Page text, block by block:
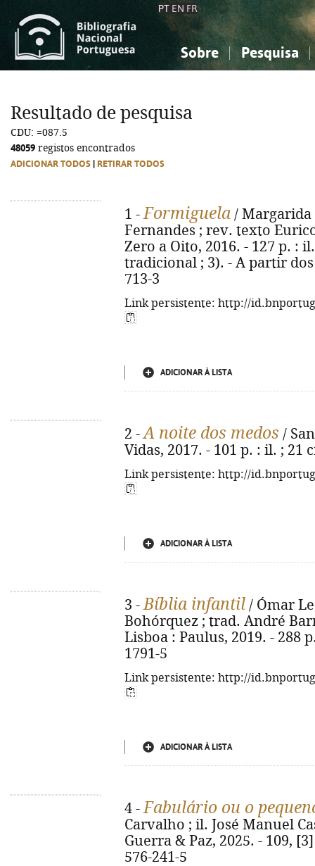
PT EN FR
Sobre Pesquisa
Ciências sociais...
Ciências sociais...
Resultado de pesquisa
CDU: =087.5
48059 registos encontrados
ADICIONAR TODOS RETIRAR TODOS
1 -Formiguela / Margarida
Fernandes ; rev. texto
Zero a Oito, 2016. - 127 p. :
tradicional ; 3). - A partir dos
713-3
Link persistente: http://
ADICIONAR À LISTA
2 -A noite dos medos /
Vidas, 2017. - 101 p. : il. ; 21
Link persistente: http://
ADICIONAR À LISTA
3 -Bíblia infantil / Ómar
Bohórquez ; trad. André
Lisboa : Paulus, 2019. - 288
1791-5
Link persistente: http://
ADICIONAR À LISTA
4 -Fabulário ou o
Carvalho ; il. José Manuel
Guerra & Paz, 2025. - 109,
576-241-5